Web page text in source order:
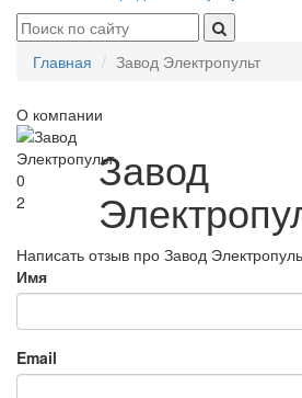
Главная Завод Электропульт
О компании
0
2
Завод
Написать отзыв про Завод
Имя
Email